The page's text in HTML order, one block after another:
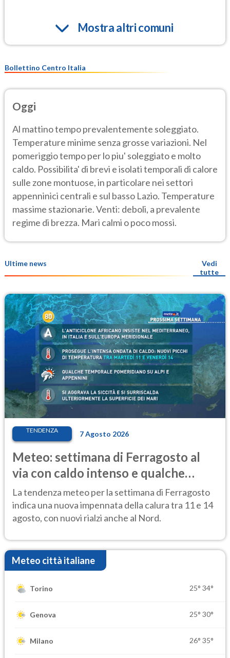
Mostra altri comuni
Bollettino Centro Italia
Oggi
Al mattino tempo prevalentemente soleggiato.
Temperature minime senza grosse variazioni. Nel
pomeriggio tempo per lo piu' soleggiato e molto
caldo. Possibilita' di brevi e isolati temporali di calore
sulle zone montuose, in particolare nei settori
appenninici centrali e sul basso Lazio. Temperature
massime stazionarie. Venti: deboli, a prevalente
regime di brezza. Mari calmi o poco mossi.
Ultime news
Vedi
tutte
TENDENZA 7 Agosto 2026
Meteo: settimana di Ferragosto al
via con caldo intenso e qualche
temporale
La tendenza meteo per la settimana di Ferragosto
indica una nuova impennata della calura tra 11 e 14
agosto, con nuovi rialzi anche al Nord.
Meteo città italiane
Torino 25° 34°
Genova 25° 30°
Milano 26° 35°